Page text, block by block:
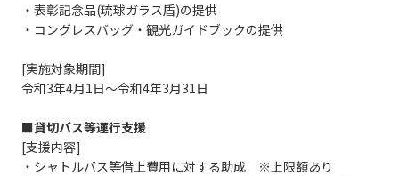
・表彰記念品(琉球ガラス盾)の提供
・コングレスバッグ・観光ガイドブックの提供
[実施対象期間]
令和3年4月1日～令和4年3月31日
■貸切バス等運行支援
[支援内容]
・シャトルバス等借上費用に対する助成 ※上限額あり